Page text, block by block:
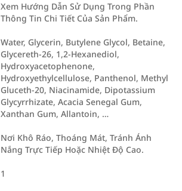
Xem Hướng Dẫn Sử Dụng Trong Phần
Thông Tin Chi Tiết Của Sản Phẩm.
Water, Glycerin, Butylene Glycol, Betaine,
Glycereth-26, 1,2-Hexanediol,
Hydroxyacetophenone,
Hydroxyethylcellulose, Panthenol, Methyl
Gluceth-20, Niacinamide, Dipotassium
Glycyrrhizate, Acacia Senegal Gum,
Xanthan Gum, Allantoin, …
Nơi Khô Ráo, Thoáng Mát, Tránh Ánh
Nắng Trực Tiếp Hoặc Nhiệt Độ Cao.
1